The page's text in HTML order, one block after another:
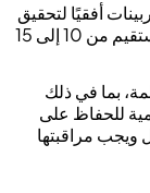
أفقيًا لتحقيق
الأداء الأمثل. وعادةً ما تكون متطلبات الأنبوب المستقيم من 10 إلى 15
بما في ذلك
للحفاظ على
مراقبتها